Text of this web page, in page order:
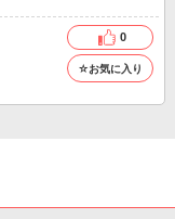
0
☆お気に入り